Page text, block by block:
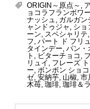
ORIGIN～原点～ ,
ョコラフランボワ
ナッシュ, ガルガン
ャンドゥジャ , ショ
ーン, スペシャリテ,
フ, パート ド フリ
タインデー, パン・
ト , ビターチョコ ,
リュイ , フレーズ ト
ー, ボンボン ショコ
ゼ, 安納芋, 山椒, 市
木苺, 珈琲, 珈琲＆